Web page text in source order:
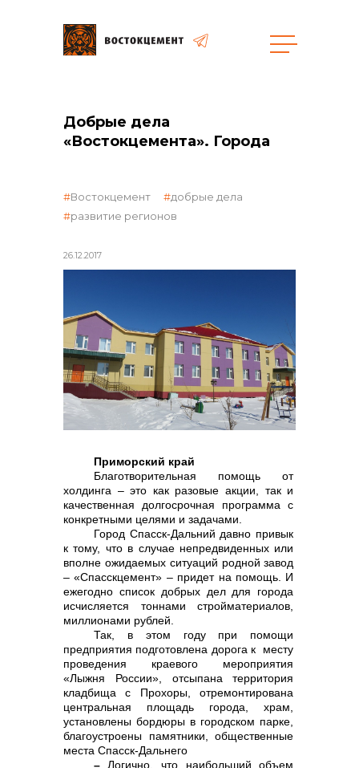
объявленные закупки
реализация неликвидов
контакты отдела закупок
Добрые дела
«Востокцемента». Города
26.12.2017
Востокцемент
добрые дела
развитие регионов
Приморский край
Благотворительная помощь от
холдинга – это как разовые акции, так и
качественная долгосрочная программа с
конкретными целями и задачами.
Город Спасск-Дальний давно привык
к тому, что в случае непредвиденных или
вполне ожидаемых ситуаций родной завод
– «Спасскцемент» – придет на помощь. И
ежегодно список добрых дел для города
исчисляется тоннами стройматериалов,
миллионами рублей.
Так, в этом году при помощи
предприятия подготовлена дорога к месту
проведения краевого мероприятия
«Лыжня России», отсыпана территория
кладбища с Прохоры, отремонтирована
центральная площадь города, храм,
установлены бордюры в городском парке,
благоустроены памятники, общественные
места Спасск-Дальнего
–Логично, что наибольший объем